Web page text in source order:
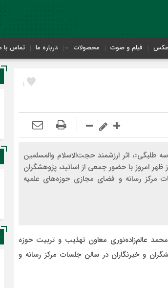
عکس فیلم و صوت محصولات درباره ما تماس با
1
طلبگی»، اثر ارزشمند حجت‌الاسلام والمسلمین
ظهر امروز با حضور جمعی از اساتید، پژوهشگران
مرکز رسانه و فضای مجازی حوزه‌های علمیه
عالم‌زاده‌نوری معاون تهذیب و تربیت حوزه
و خبرنگاران در سالن جلسات مرکز رسانه و